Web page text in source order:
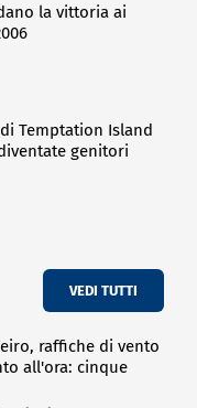
la vittoria ai
Temptation Island
genitori
VEDI TUTTI
raffiche di vento
all'ora: cinque